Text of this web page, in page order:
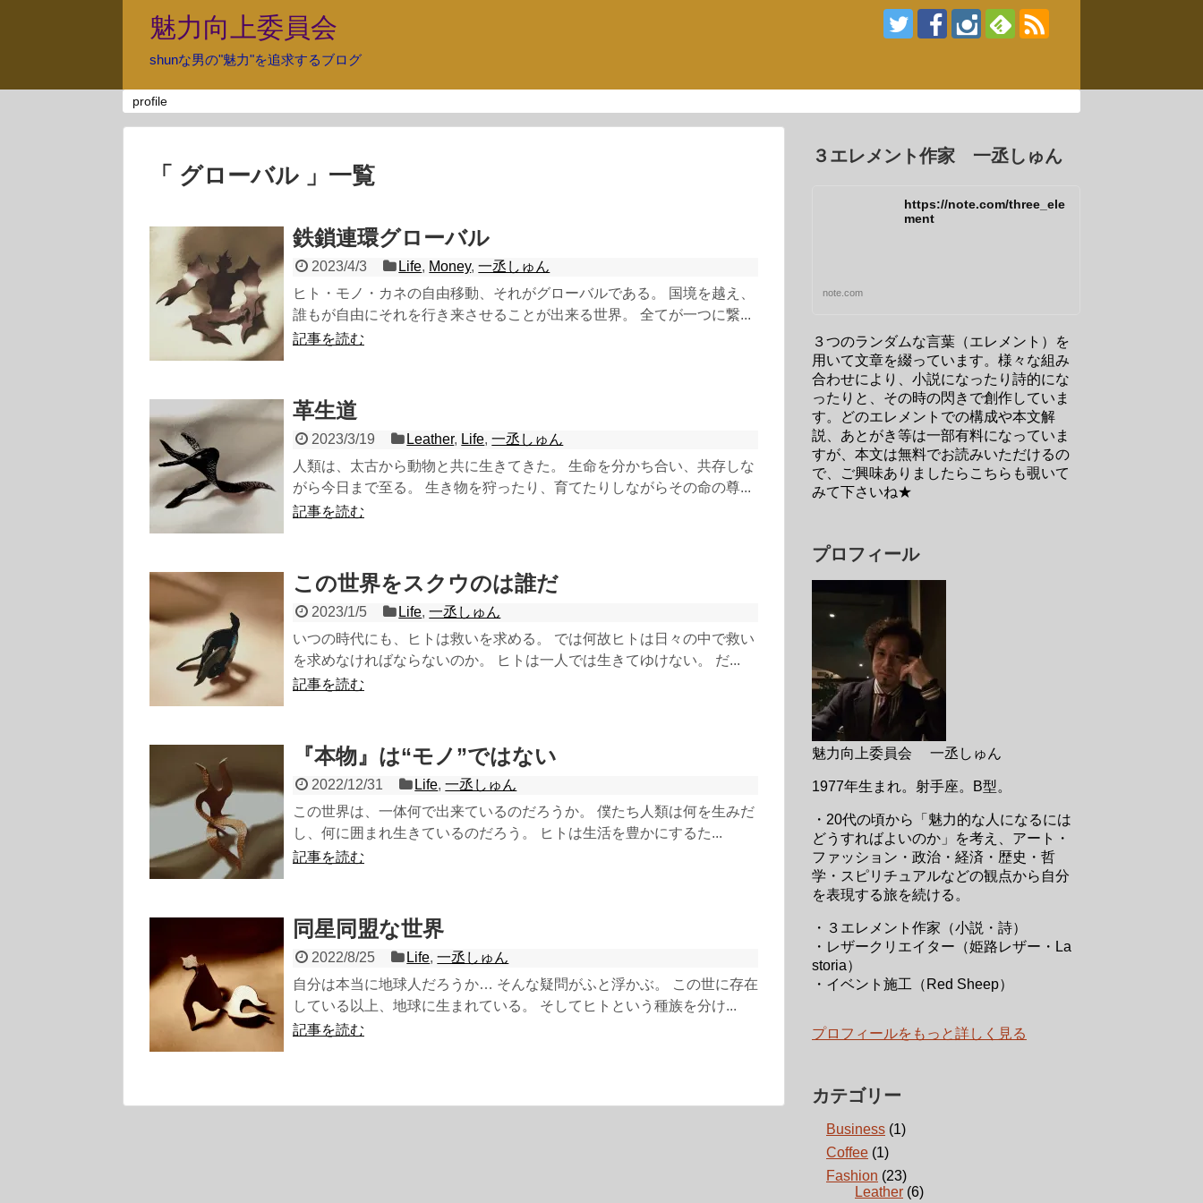
魅力向上委員会
shunな男の"魅力"を追求するブログ
profile
「 グローバル 」一覧
鉄鎖連環グローバル
2023/4/3 Life, Money,一丞しゅん
ヒト・モノ・カネの自由移動、それがグローバルである。 国境を越え、
誰もが自由にそれを行き来させることが出来る世界。 全てが一つに繋...
記事を読む
革生道
2023/3/19 Leather, Life,一丞しゅん
人類は、太古から動物と共に生きてきた。 生命を分かち合い、共存しな
がら今日まで至る。 生き物を狩ったり、育てたりしながらその命の尊...
記事を読む
この世界をスクウのは誰だ
2023/1/5 Life,一丞しゅん
いつの時代にも、ヒトは救いを求める。 では何故ヒトは日々の中で救い
を求めなければならないのか。 ヒトは一人では生きてゆけない。 だ...
記事を読む
『本物』は“モノ”ではない
2022/12/31 Life,一丞しゅん
この世界は、一体何で出来ているのだろうか。 僕たち人類は何を生みだ
し、何に囲まれ生きているのだろう。 ヒトは生活を豊かにするた...
記事を読む
同星同盟な世界
2022/8/25 Life,一丞しゅん
自分は本当に地球人だろうか… そんな疑問がふと浮かぶ。 この世に存在
している以上、地球に生まれている。 そしてヒトという種族を分け...
記事を読む
３エレメント作家 一丞しゅん
https://note.com/three_ele
ment
note.com
３つのランダムな言葉（エレメント）を
用いて文章を綴っています。様々な組み
合わせにより、小説になったり詩的にな
ったりと、その時の閃きで創作していま
す。どのエレメントでの構成や本文解
説、あとがき等は一部有料になっていま
すが、本文は無料でお読みいただけるの
で、ご興味ありましたらこちらも覗いて
みて下さいね★
プロフィール
魅力向上委員会 一丞しゅん
1977年生まれ。射手座。B型。
・20代の頃から「魅力的な人になるには
どうすればよいのか」を考え、アート・
ファッション・政治・経済・歴史・哲
学・スピリチュアルなどの観点から自分
を表現する旅を続ける。
・３エレメント作家（小説・詩）
・レザークリエイター（姫路レザー・La
storia）
・イベント施工（Red Sheep）
プロフィールをもっと詳しく見る
カテゴリー
Business (1)
Coffee (1)
Fashion (23)
Leather (6)